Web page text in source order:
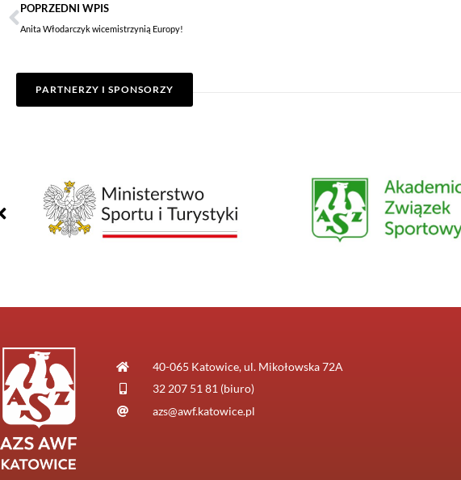
POPRZEDNI WPIS
Anita Włodarczyk wicemistrzynią Europy!
PARTNERZY I SPONSORZY
40-065 Katowice, ul. Mikołowska 72A
32 207 51 81 (biuro)
azs@awf.katowice.pl